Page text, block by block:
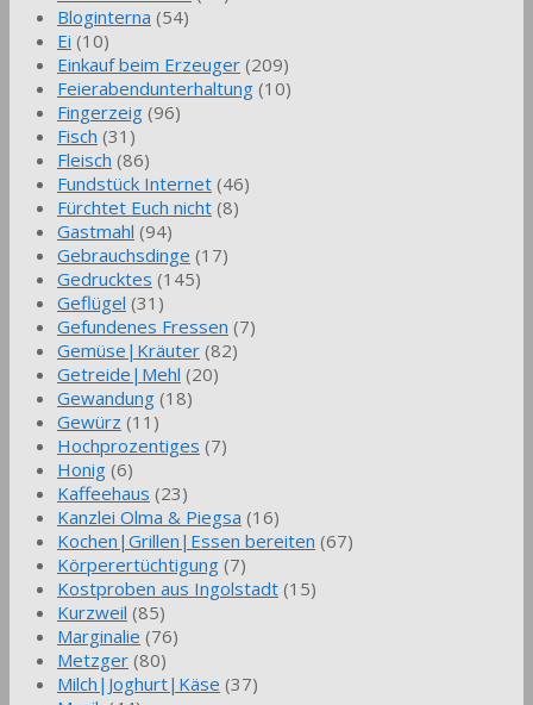
Bloginterna (54)
Ei (10)
Einkauf beim Erzeuger (209)
Feierabendunterhaltung (10)
Fingerzeig (96)
Fisch (31)
Fleisch (86)
Fundstück Internet (46)
Fürchtet Euch nicht (8)
Gastmahl (94)
Gebrauchsdinge (17)
Gedrucktes (145)
Geflügel (31)
Gefundenes Fressen (7)
Gemüse|Kräuter (82)
Getreide|Mehl (20)
Gewandung (18)
Gewürz (11)
Hochprozentiges (7)
Honig (6)
Kaffeehaus (23)
Kanzlei Olma & Piegsa (16)
Kochen|Grillen|Essen bereiten (67)
Körperertüchtigung (7)
Kostproben aus Ingolstadt (15)
Kurzweil (85)
Marginalie (76)
Metzger (80)
Milch|Joghurt|Käse (37)